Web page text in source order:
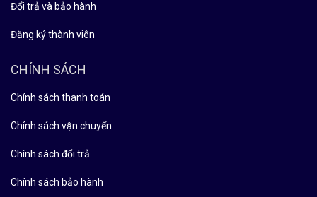
Đổi trả và bảo hành
Đăng ký thành viên
CHÍNH SÁCH
Chính sách thanh toán
Chính sách vận chuyển
Chính sách đổi trả
Chính sách bảo hành